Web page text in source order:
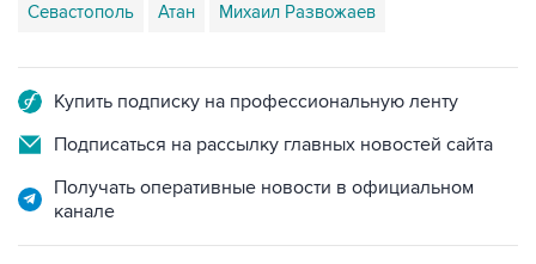
Севастополь Атан Михаил Развожаев
Купить подписку на профессиональную ленту
Подписаться на рассылку главных новостей сайта
Получать оперативные новости в официальном
канале